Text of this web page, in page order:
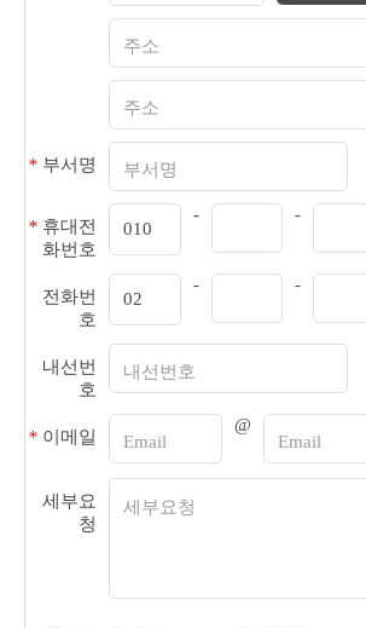
* 부서명
* 휴대전
화번호
- -
전화번
호
- -
내선번
호
* 이메일
@
세부요
청